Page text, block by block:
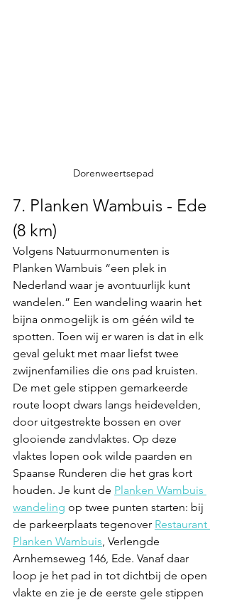
Dorenweertsepad
7. Planken Wambuis - Ede
(8 km)
Volgens Natuurmonumenten is
Planken Wambuis “een plek in
Nederland waar je avontuurlijk kunt
wandelen.” Een wandeling waarin het
bijna onmogelijk is om géén wild te
spotten. Toen wij er waren is dat in elk
geval gelukt met maar liefst twee
zwijnenfamilies die ons pad kruisten.
De met gele stippen gemarkeerde
route loopt dwars langs heidevelden,
door uitgestrekte bossen en over
glooiende zandvlaktes. Op deze
vlaktes lopen ook wilde paarden en
Spaanse Runderen die het gras kort
houden. Je kunt de Planken Wambuis
wandeling op twee punten starten: bij
de parkeerplaats tegenover Restaurant
Planken Wambuis, Verlengde
Arnhemseweg 146, Ede. Vanaf daar
loop je het pad in tot dichtbij de open
vlakte en zie je de eerste gele stippen